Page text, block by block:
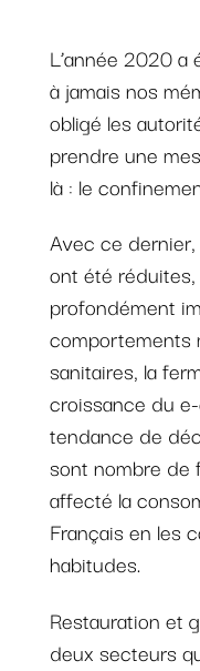
L’année 2020
à jamais nos
obligé les
prendre une
là : le
Avec ce
ont été réduites,
profondément
comportements
sanitaires, la
croissance du
tendance de
sont nombre de
affecté la
Français en les
habitudes.
Restauration et
deux secteurs